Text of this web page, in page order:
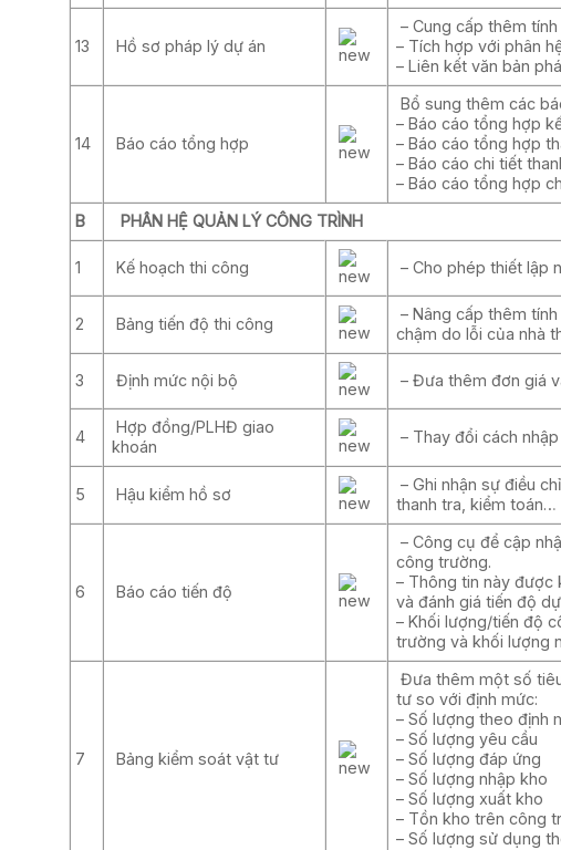
13 Hồ sơ pháp lý dự án
– Cung cấp thêm
– Tích hợp với phân
– Liên kết văn bản
14 Báo cáo tổng hợp
Bổ sung thêm các
– Báo cáo tổng hợp
– Báo cáo tổng hợp
– Báo cáo chi tiết
– Báo cáo tổng hợp
B
PHÂN HỆ QUẢN LÝ CÔNG TRÌNH
1 Kế hoạch thi công – Cho phép thiết lập
2 Bảng tiến độ thi công
– Nâng cấp thêm
chậm do lỗi của nhà
3 Định mức nội bộ – Đưa thêm đơn giá
4
Hợp đồng/PLHĐ giao
khoán
– Thay đổi cách
5 Hậu kiểm hồ sơ
– Ghi nhận sự điều
thanh tra, kiểm toán…
6 Báo cáo tiến độ
– Công cụ để cập
công trường.
– Thông tin này được
và đánh giá tiến độ
– Khối lượng/tiến độ
trường và khối lượng
7 Bảng kiểm soát vật tư
Đưa thêm một số
tư so với định mức:
– Số lượng theo định
– Số lượng yêu cầu
– Số lượng đáp ứng
– Số lượng nhập kho
– Số lượng xuất kho
– Tồn kho trên công
– Số lượng sử dụng